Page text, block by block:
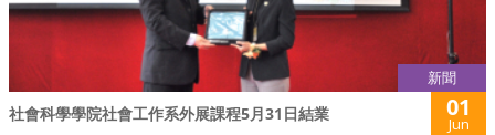
新聞
社會科學學院社會工作系外展課程5月31日結業 01
Jun